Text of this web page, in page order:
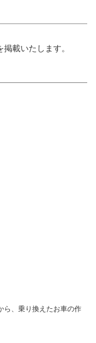
載いたします。
ら、乗り換えたお車の作